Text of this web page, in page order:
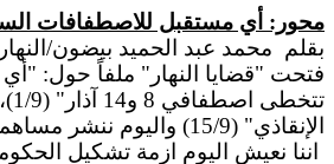
محور: أي مستقبل للاصطفافات
بقلم
محمد عبد الحميد بيضون/النهار
الإنقاذي" (15/9) واليوم ننشر مساهمتي الدكتور محمد عبد الحميد بيضون ومحمد علي الأتاسي.